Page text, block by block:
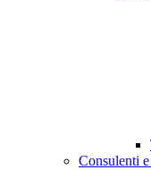
Consulenti